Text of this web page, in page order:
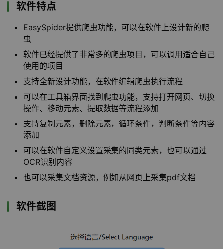
软件特点
EasySpider提供爬虫功能，可以在软件上设计新的爬
虫
软件已经提供了非常多的爬虫项目，可以调用适合自己
使用的项目
支持全新设计功能，在软件编辑爬虫执行流程
可以在工具箱界面找到爬虫功能，支持打开网页、切换
操作、移动元素、提取数据等流程添加
支持复制元素，删除元素，循环条件，判断条件等内容
添加
可以在软件自定义设置采集的同类元素，也可以通过
OCR识别内容
也可以采集文档资源，例如从网页上采集pdf文档
软件截图